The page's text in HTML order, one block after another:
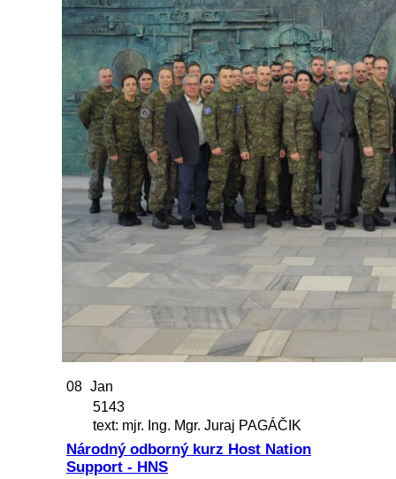
08 Jan
5143
text: mjr. Ing. Mgr. Juraj PAGÁČIK
Národný odborný kurz Host Nation
Support - HNS